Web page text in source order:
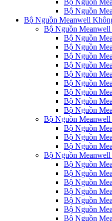
Bộ Nguồn
Bộ Nguồn Meanwell
Bộ Nguồn Meanwell
Bộ Nguồn
Bộ Nguồn
Bộ Nguồn
Bộ Nguồn
Bộ Nguồn
Bộ Nguồn
Bộ Nguồn
Bộ Nguồn
Bộ Nguồn
Bộ Nguồn Meanwell
Bộ Nguồn
Bộ Nguồn
Bộ Nguồn
Bộ Nguồn Meanwell
Bộ Nguồn
Bộ Nguồn
Bộ Nguồn
Bộ Nguồn
Bộ Nguồn
Bộ Nguồn
Bộ Nguồn